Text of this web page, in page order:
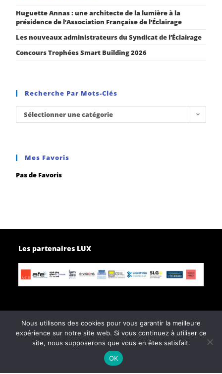
Huguette Annas : une architecte de la lumière à la
présidence de l’Association Française de l’Éclairage
Les nouveaux administrateurs du Syndicat de l’Éclairage
Concours Trophées Smart Building 2026
Recherche Par Mots-Clés
Sélectionner une catégorie
Mes Favoris
Pas de Favoris
Les partenaires LUX
Page d’accueil
Contactez-nous
Politique de confidentialité
Conditions générales de vente
Nous utilisons des cookies pour vous garantir la meilleure
expérience sur notre site web. Si vous continuez à utiliser ce
site, nous supposerons que vous en êtes satisfait.
OK